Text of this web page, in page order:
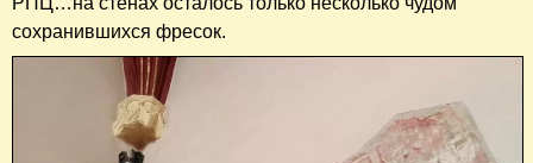
сохранившихся фресок.